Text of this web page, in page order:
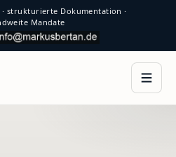
strukturierte Dokumentation ·
Mandate